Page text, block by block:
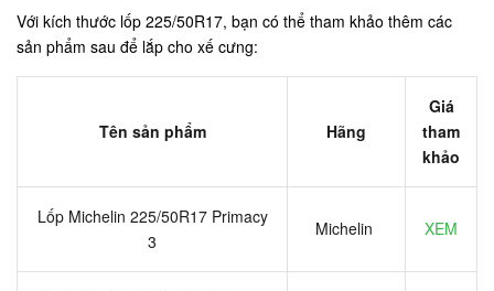
Với kích thước lốp 225/50R17, bạn có thể tham khảo thêm các
sản phẩm sau để lắp cho xế cưng:
Tên sản phẩm Hãng
Giá
tham
khảo
Lốp Michelin 225/50R17 Primacy
3
Michelin XEM